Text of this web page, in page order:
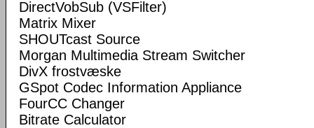
DirectVobSub (VSFilter)
Matrix Mixer
SHOUTcast Source
Morgan Multimedia Stream Switcher
DivX frostvæske
GSpot Codec Information Appliance
FourCC Changer
Bitrate Calculator